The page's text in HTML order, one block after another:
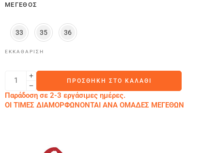
ΜΈΓΕΘΟΣ
33 35 36
ΕΚΚΑΘΆΡΙΣΗ
ΠΡΟΣΘΉΚΗ ΣΤΟ ΚΑΛΆΘΙ
Παράδοση σε 2-3 εργάσιμες ημέρες.
ΟΙ ΤΙΜΕΣ ΔΙΑΜΟΡΦΩΝΟΝΤΑΙ ΑΝΑ ΟΜΑΔΕΣ ΜΕΓΕΘΩΝ